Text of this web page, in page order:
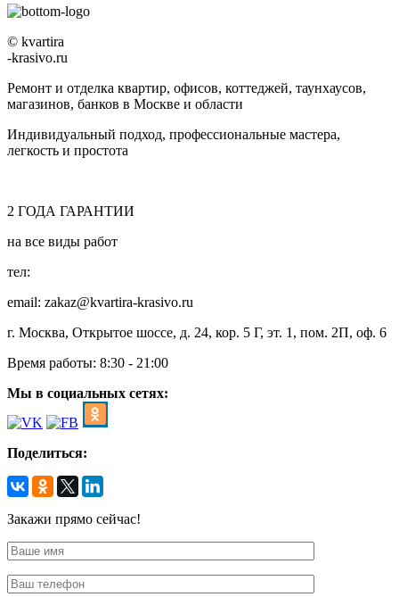
© kvartira
-krasivo.ru
Ремонт и отделка квартир, офисов, коттеджей, таунхаусов,
магазинов, банков в Москве и области
Индивидуальный подход, профессиональные мастера,
легкость и простота
2 ГОДА ГАРАНТИИ
на все виды работ
тел:
email: zakaz@kvartira-krasivo.ru
г. Москва, Открытое шоссе, д. 24, кор. 5 Г, эт. 1, пом. 2П, оф. 6
Время работы: 8:30 - 21:00
Мы в социальных сетях:
Поделиться:
Закажи прямо сейчас!